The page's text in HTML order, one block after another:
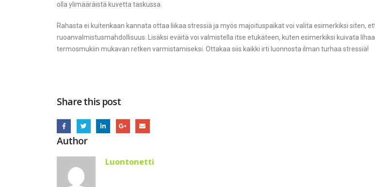
olla ylimääräistä kuvetta taskussa.
Rahasta ei kuitenkaan kannata ottaa liikaa stressiä ja myös majoituspaikat voi valita esimerkiksi siten,
ruoanvalmistusmahdollisuus. Lisäksi eväitä voi valmistella itse etukäteen, kuten esimerkiksi kuivata
termosmukiin mukavan retken varmistamiseksi. Ottakaa siis kaikki irti luonnosta ilman turhaa stressiä!
Share this post
Author
Luontonetti